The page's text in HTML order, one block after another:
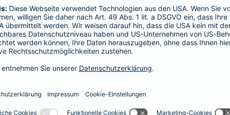
Versicherungen für Kinder
Jedes Kind ist einzigartig. Damit es
definitiv den bestmöglichen Schutz
vielfältig und flexibel.
Passend-für-Kinder-Schutz: Wählen Sie